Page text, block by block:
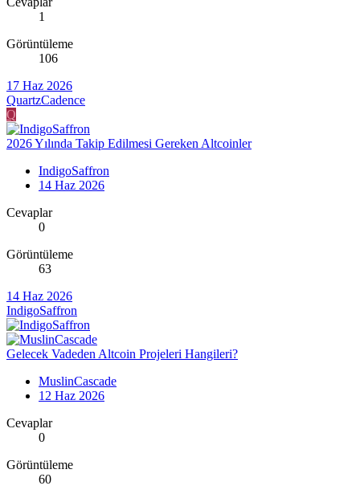
1
Görüntüleme
106
17 Haz 2026
QuartzCadence
Q
2026 Yılında Takip Edilmesi Gereken Altcoinler
IndigoSaffron
14 Haz 2026
Cevaplar
0
Görüntüleme
63
14 Haz 2026
IndigoSaffron
Gelecek Vadeden Altcoin Projeleri Hangileri?
MuslinCascade
12 Haz 2026
Cevaplar
0
Görüntüleme
60